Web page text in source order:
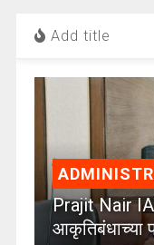
Add title
Prajit Nair
आकृतिबंधाच्या